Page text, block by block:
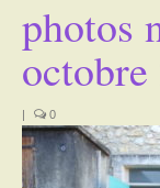
La Mairie
Tourisme
photos
| 0